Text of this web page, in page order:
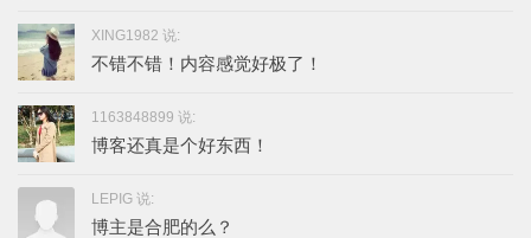
XING1982 说:
不错不错！内容感觉好极了！
1163848899 说:
博客还真是个好东西！
LEPIG 说:
博主是合肥的么？